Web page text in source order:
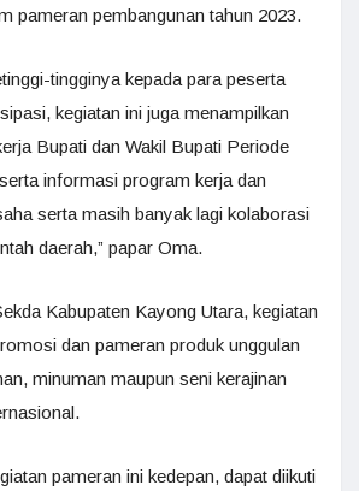
pameran pembangunan tahun 2023.
tingginya kepada para peserta
kegiatan ini juga menampilkan
Bupati dan Wakil Bupati Periode
informasi program kerja dan
serta masih banyak lagi kolaborasi
daerah,” papar Oma.
Kabupaten Kayong Utara, kegiatan
dan pameran produk unggulan
minuman maupun seni kerajinan
pameran ini kedepan, dapat diikuti